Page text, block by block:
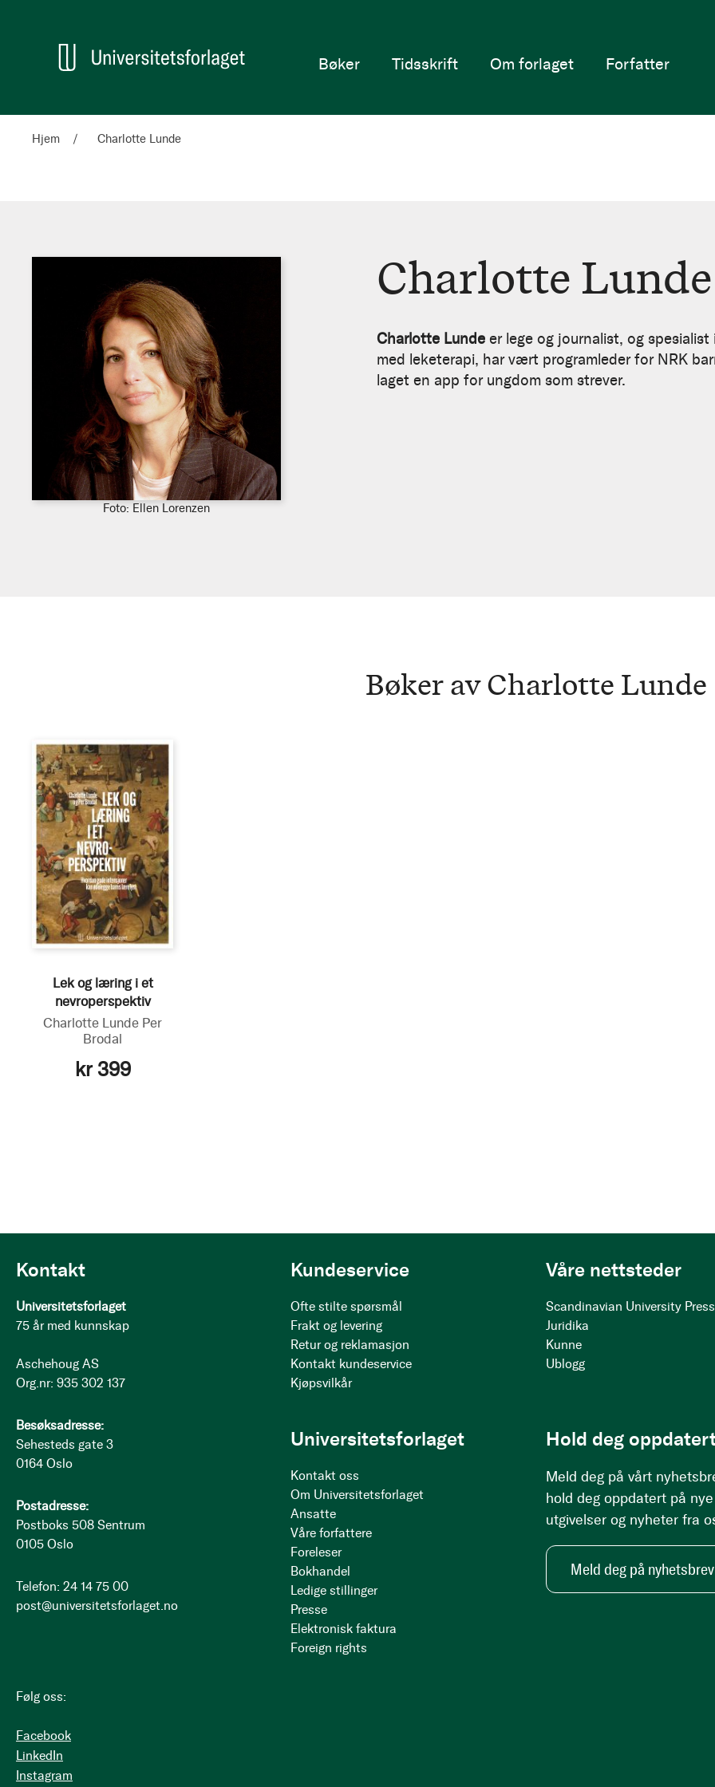
Hjem
Bøker Tidsskrift Om forlaget Forfatter
Hjem Charlotte Lunde
Charlotte
Lunde
Foto: Ellen Lorenzen
Charlotte Lunde
Charlotte Lunde er lege og journalist, og
med leketerapi, har vært programleder for NRK
laget en app for ungdom som strever.
Bøker av Charlotte Lunde
Lek og læring i et
nevroperspektiv
Charlotte Lunde Per
Brodal
kr 399
Kontakt
Universitetsforlaget
75 år med kunnskap
Aschehoug AS
Org.nr: 935 302 137
Besøksadresse:
Sehesteds gate 3
0164 Oslo
Postadresse:
Postboks 508 Sentrum
0105 Oslo
Telefon: 24 14 75 00
post@universitetsforlaget.no
Følg oss:
Facebook
LinkedIn
Instagram
Kundeservice
Ofte stilte spørsmål
Frakt og levering
Retur og reklamasjon
Kontakt kundeservice
Kjøpsvilkår
Våre nettsteder
Scandinavian University Press
Juridika
Kunne
Ublogg
Universitetsforlaget
Kontakt oss
Om Universitetsforlaget
Ansatte
Våre forfattere
Foreleser
Bokhandel
Ledige stillinger
Presse
Elektronisk faktura
Foreign rights
Hold deg
Meld deg på vårt
hold deg oppdatert på nye
utgivelser og nyheter fra
Meld deg på nyhetsbrev